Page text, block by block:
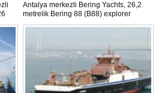
Antalya merkezli Bering Yachts, 26,2
metrelik Bering 88 (B88) explorer
serisinin üçüncü teknesinin ilk deniz